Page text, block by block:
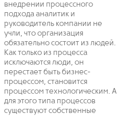
внедрении процессного
подхода аналитик и
руководитель компании не
учли, что организация
обязательно состоит из людей.
Как только из процесса
исключаются люди, он
перестает быть бизнес-
процессом, становится
процессом технологическим. А
для этого типа процессов
существуют собственные